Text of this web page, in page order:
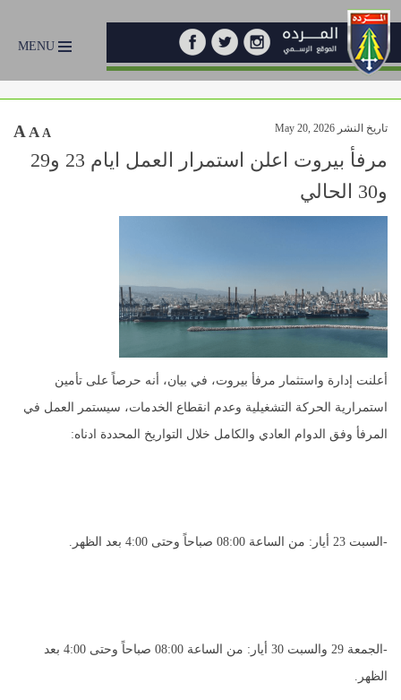
MENU
تاريخ النشر May 20, 2026 A A A
مرفأ بيروت اعلن استمرار العمل ايام 23 و29
و30 الحالي
أعلنت إدارة واستثمار مرفأ بيروت، في بيان، أنه حرصاً على تأمين
استمرارية الحركة التشغيلية وعدم انقطاع الخدمات، سيستمر العمل في
المرفأ وفق الدوام العادي والكامل خلال التواريخ المحددة ادناه:
-السبت 23 أيار: من الساعة 08:00 صباحاً وحتى 4:00 بعد الظهر.
-الجمعة 29 والسبت 30 أيار: من الساعة 08:00 صباحاً وحتى 4:00 بعد
الظهر.